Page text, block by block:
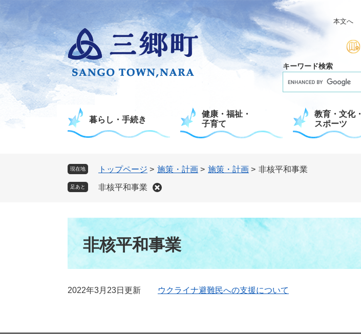
ー
の
先
で
ニ
ー
を
ば
本文へ
キーワード検索
ム
検
暮らし・手続き
健康・福祉・
子育て
教育・文化・
スポーツ
現在地 トップページ > 施策・計画 > 施策・計画 > 非核平和事業
足あと 非核平和事業
非核平和事業
2022年3月23日更新 ウクライナ避難民への支援について